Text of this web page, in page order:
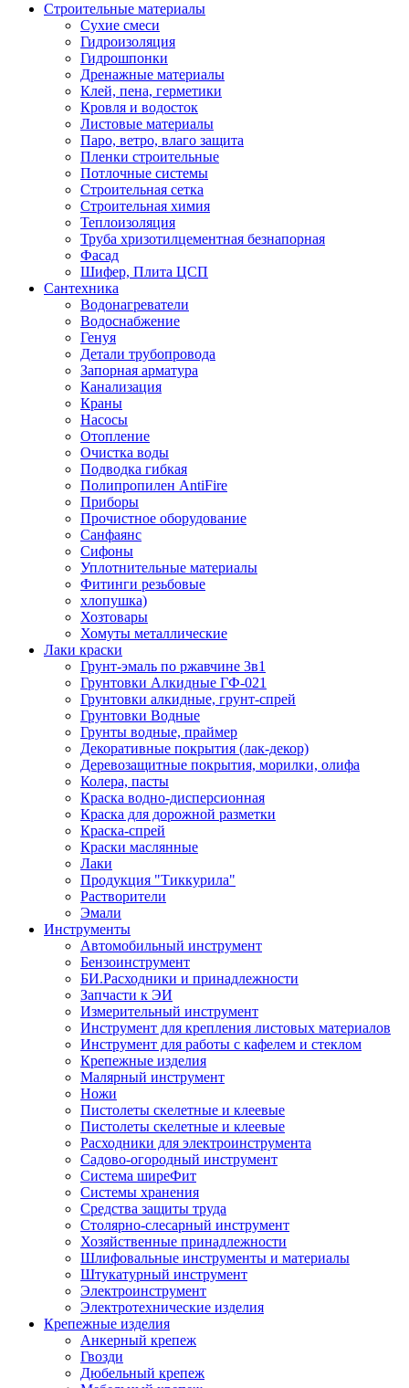
Строительные материалы
Сухие смеси
Гидроизоляция
Гидрошпонки
Дренажные материалы
Клей, пена, герметики
Кровля и водосток
Листовые материалы
Паро, ветро, влаго защита
Пленки строительные
Потлочные системы
Строительная сетка
Строительная химия
Теплоизоляция
Труба хризотилцементная безнапорная
Фасад
Шифер, Плита ЦСП
Сантехника
Водонагреватели
Водоснабжение
Генуя
Детали трубопровода
Запорная арматура
Канализация
Краны
Насосы
Отопление
Очистка воды
Подводка гибкая
Полипропилен AntiFire
Приборы
Прочистное оборудование
Санфаянс
Сифоны
Уплотнительные материалы
Фитинги резьбовые
хлопушка)
Хозтовары
Хомуты металлические
Лаки краски
Грунт-эмаль по ржавчине 3в1
Грунтовки Алкидные ГФ-021
Грунтовки алкидные, грунт-спрей
Грунтовки Водные
Грунты водные, праймер
Декоративные покрытия (лак-декор)
Деревозащитные покрытия, морилки, олифа
Колера, пасты
Краска водно-дисперсионная
Краска для дорожной разметки
Краска-спрей
Краски маслянные
Лаки
Продукция "Тиккурила"
Растворители
Эмали
Инструменты
Автомобильный инструмент
Бензоинструмент
БИ.Расходники и принадлежности
Запчасти к ЭИ
Измерительный инструмент
Инструмент для крепления листовых материалов
Инструмент для работы с кафелем и стеклом
Крепежные изделия
Малярный инструмент
Ножи
Пистолеты скелетные и клеевые
Пистолеты скелетные и клеевые
Расходники для электроинструмента
Садово-огородный инструмент
Система ширеФит
Системы хранения
Средства защиты труда
Столярно-слесарный инструмент
Хозяйственные принадлежности
Шлифовальные инструменты и материалы
Штукатурный инструмент
Электроинструмент
Электротехнические изделия
Крепежные изделия
Анкерный крепеж
Гвозди
Дюбельный крепеж